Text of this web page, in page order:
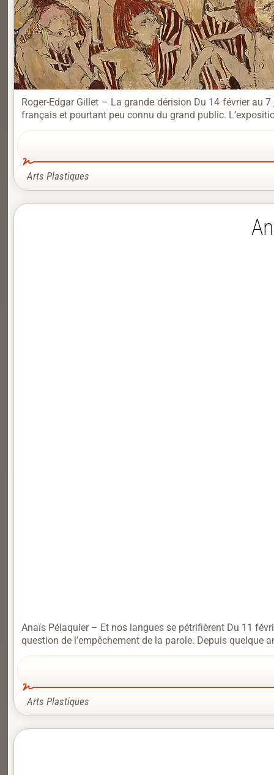
Roger-Edgar Gillet – La grande dérision Du 14 février au
français et pourtant peu connu du grand public.
Arts Plastiques
Anaïs Pélaquier – Et nos langues se pétrifièrent Du 11
question de l’empêchement de la parole. Depuis quelque
Arts Plastiques